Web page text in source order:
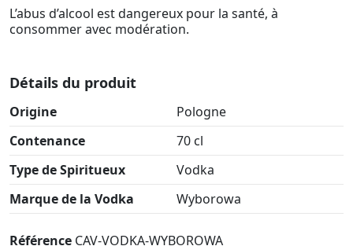
L’abus d’alcool est dangereux pour la santé, à
consommer avec modération.
Détails du produit
Origine
Pologne
Contenance
70 cl
Type de Spiritueux
Vodka
Marque de la Vodka
Wyborowa
Référence CAV-VODKA-WYBOROWA